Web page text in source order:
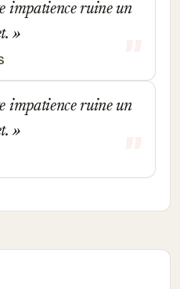
impatience ruine un
impatience ruine un